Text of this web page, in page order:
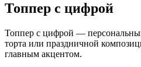
Топпер с цифрой
Топпер с цифрой —
торта или праздничной
главным акцентом.